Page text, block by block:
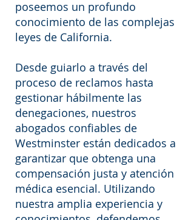
poseemos un profundo
conocimiento de las complejas
leyes de California.
Desde guiarlo a través del
proceso de reclamos hasta
gestionar hábilmente las
denegaciones, nuestros
abogados confiables de
Westminster están dedicados a
garantizar que obtenga una
compensación justa y atención
médica esencial. Utilizando
nuestra amplia experiencia y